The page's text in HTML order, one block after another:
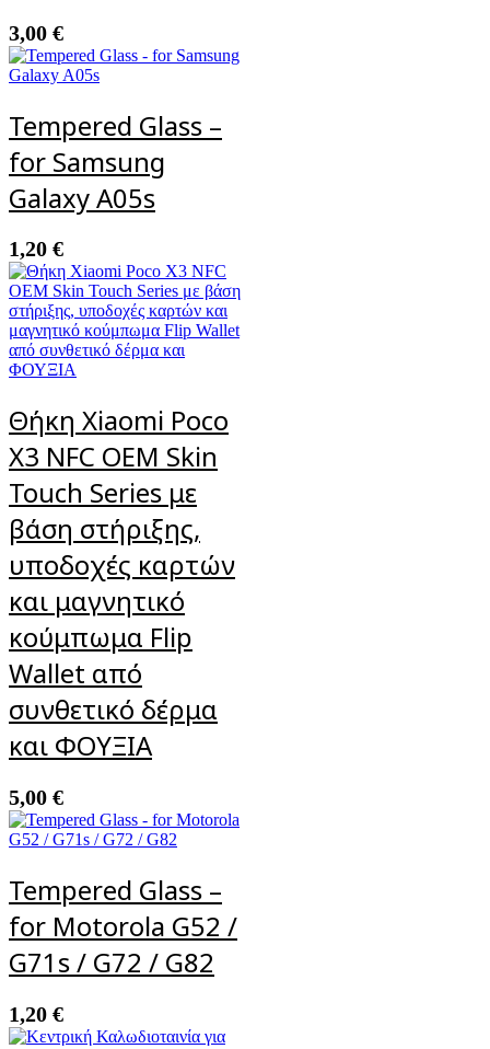
3,00 €
Tempered Glass –
for Samsung
Galaxy A05s
1,20 €
Θήκη Xiaomi Poco
X3 NFC OEM Skin
Touch Series με
βάση στήριξης,
υποδοχές καρτών
και μαγνητικό
κούμπωμα Flip
Wallet από
συνθετικό δέρμα
και ΦΟΥΞΙΑ
5,00 €
Tempered Glass –
for Motorola G52 /
G71s / G72 / G82
1,20 €